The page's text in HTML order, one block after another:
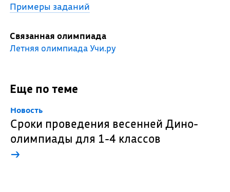
Примеры заданий
Связанная олимпиада
Летняя олимпиада Учи.ру
Еще по теме
Новость
Сроки проведения весенней Дино-
олимпиады для 1-4 классов
→